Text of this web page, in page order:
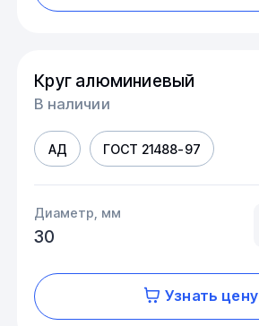
Круг алюминиевый
В наличии
АД ГОСТ 21488-97
Диаметр, мм
30
Узнать цену